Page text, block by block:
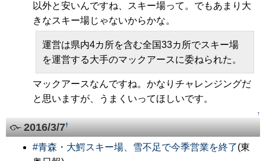
以外と安いんですね、スキー場って。でもあまり大
きなスキー場じゃないからかな。
運営は県内4カ所を含む全国33カ所でスキー場
を運営する大手のマックアースに委ねられた。
マックアースなんですね。かなりチャレンジングだ
と思いますが、うまくいってほしいです。
↑
2016/3/7†
#青森・大鰐スキー場、雪不足で今季営業を終了(東